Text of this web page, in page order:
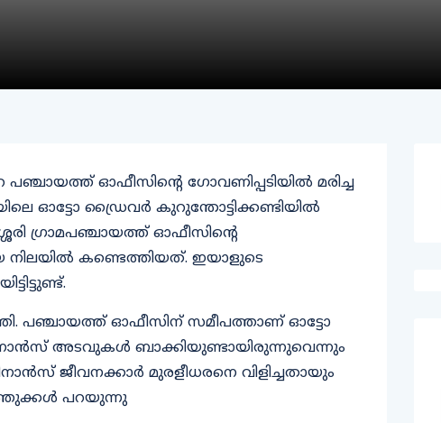
ഓഫീസിന്റെ ​ഗോവണിപ്പടിയിൽ മരിച്ച
ഓട്ടോ ഡ്രൈവർ കുറുന്തോട്ടിക്കണ്ടിയിൽ
ഗ്രാമപഞ്ചായത്ത് ഓഫീസിൻ്റെ
നിലയിൽ കണ്ടെത്തിയത്. ഇയാളുടെ
പഞ്ചായത്ത് ഓഫീസിന് സമീപത്താണ് ഓട്ടോ
അടവുകൾ ബാക്കിയുണ്ടായിരുന്നുവെന്നും
ജീവനക്കാർ മുരളീധരനെ വിളിച്ചതായും
പറയുന്നു